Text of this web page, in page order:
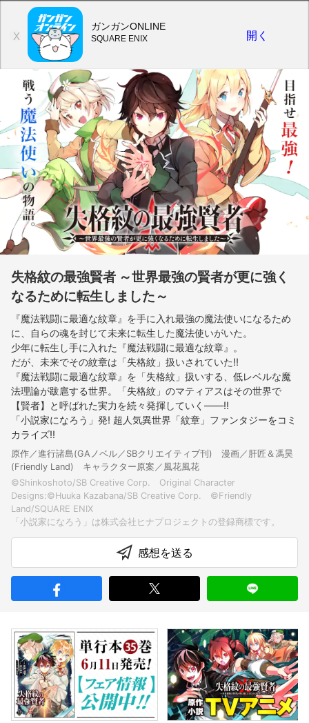
失格紋の最強賢者 ～世界最強の賢者が更に強く
なるために転生しました～
『魔法戦闘に最適な紋章』を手に入れ最強の魔法使いになるため
に、自らの魂を封じて未来に転生した魔法使いがいた。
少年に転生し手に入れた『魔法戦闘に最適な紋章』。
だが、未来でその紋章は「失格紋」扱いされていた!!
『魔法戦闘に最適な紋章』を「失格紋」扱いする、低レベルな魔
法理論が跋扈する世界。「失格紋」のマティアスはその世界で
【賢者】と呼ばれた実力を続々発揮していく――!!
「小説家になろう」発! 超人気異世界「紋章」ファンタジーをコミ
カライズ!!
原作／進行諸島(GAノベル／SBクリエイティブ刊) 漫画／肝匠＆馮昊
(Friendly Land) キャラクター原案／風花風花
©Shinkoshoto/SB Creative Corp. Original Character
Designs:©Huuka Kazabana/SB Creative Corp. ©Friendly
Land/SQUARE ENIX
感想を送る
X
ガンガンONLINE
SQUARE ENIX 開く